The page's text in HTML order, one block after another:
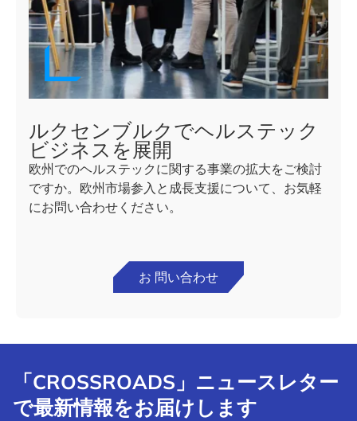
ルクセンブルクでヘルステック
ビジネスを展開
欧州でのヘルステックに関する事業の拡大をご検討
ですか。欧州市場参入と成長支援について、お気軽
にお問い合わせください。
お 問い合わせ
「CROSSROADS」ニュースレター
で最新情報をお届けします